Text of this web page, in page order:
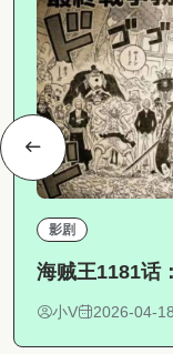
影剧
海贼王1181话
小V 2026-04-18